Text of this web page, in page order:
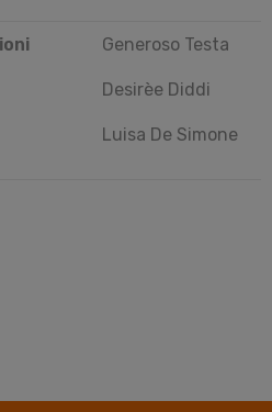
Generoso Testa
Desirèe Diddi
Luisa De Simone